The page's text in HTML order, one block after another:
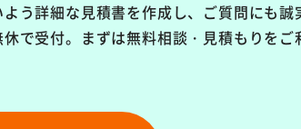
う詳細な見積書を作成し、ご質問にも誠
で受付。まずは無料相談・見積もりをご